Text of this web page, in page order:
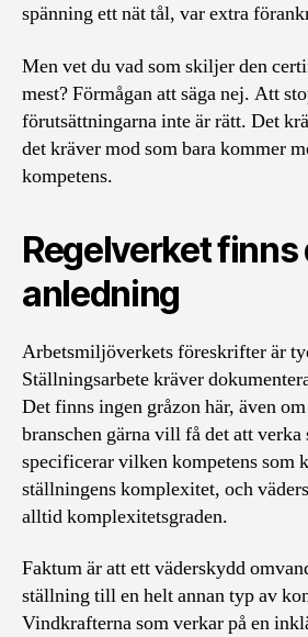
spänning ett nät tål, var extra
Men vet du vad som skiljer den
mest? Förmågan att säga nej. Att
förutsättningarna inte är rätt. Det
det kräver mod som bara kommer
kompetens.
Regelverket finns
anledning
Arbetsmiljöverkets föreskrifter är
Ställningsarbete kräver
Det finns ingen gråzon här, även
branschen gärna vill få det att
specificerar vilken kompetens som
ställningens komplexitet, och
alltid komplexitetsgraden.
Faktum är att ett väderskydd
ställning till en helt annan typ av
Vindkrafterna som verkar på en